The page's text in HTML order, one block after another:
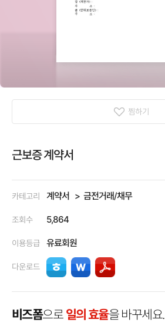
찜하기
근보증 계약서
카테고리 계약서 금전거래/채무
조회수 5,864
이용등급 유료회원
다운로드
비즈폼으로 일의 효율을 바꾸세요.